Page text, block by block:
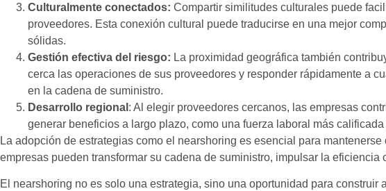
Culturalmente conectados: Compartir similitudes culturales puede
proveedores. Esta conexión cultural puede traducirse en una mejor
sólidas.
Gestión efectiva del riesgo: La proximidad geográfica también
cerca las operaciones de sus proveedores y responder rápidamente a
en la cadena de suministro.
Desarrollo regional : Al elegir proveedores cercanos, las empresas
generar beneficios a largo plazo, como una fuerza laboral más
La adopción de estrategias como el nearshoring es esencial para
empresas pueden transformar su cadena de suministro, impulsar la
El nearshoring no es solo una estrategia, sino una oportunidad para